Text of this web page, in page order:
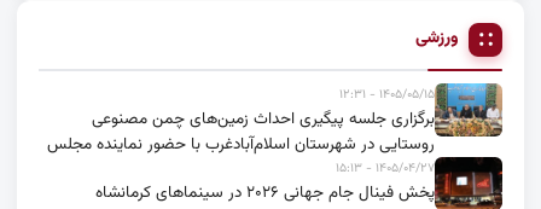
ورزشی
۱۴۰۵/۰۵/۱۵ - ۱۲:۳۱
برگزاری جلسه پیگیری احداث زمین‌های چمن مصنوعی
روستایی در شهرستان اسلام‌آبادغرب با حضور نماینده مجلس
۱۴۰۵/۰۴/۲۷ - ۱۵:۱۳
پخش فینال جام جهانی ۲۰۲۶ در سینماهای کرمانشاه